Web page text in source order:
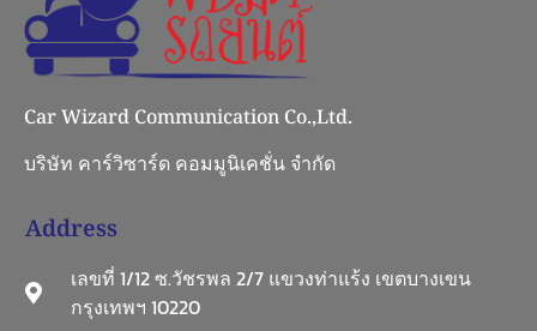
Car Wizard Communication Co.,Ltd.
บริษัท คาร์วิซาร์ด คอมมูนิเคชั่น จำกัด
Address
เลขที่ 1/12 ซ.วัชรพล 2/7 แขวงท่าแร้ง เขตบางเขน
กรุงเทพฯ 10220